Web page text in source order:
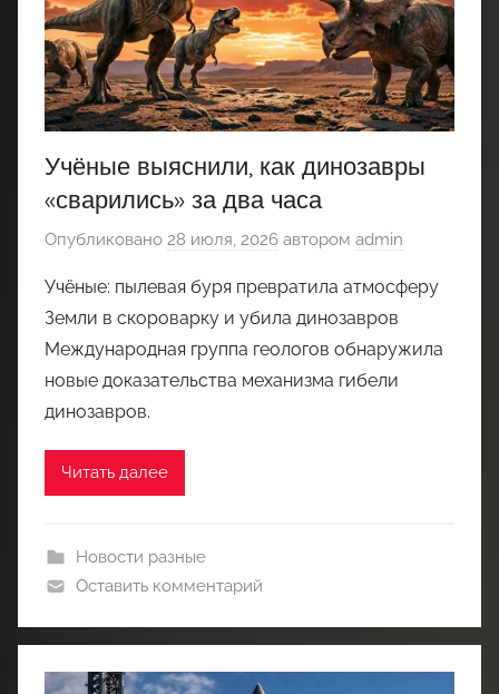
Учёные выяснили, как динозавры
«сварились» за два часа
Опубликовано 28 июля, 2026 автором admin
Учёные: пылевая буря превратила атмосферу
Земли в скороварку и убила динозавров
Международная группа геологов обнаружила
новые доказательства механизма гибели
динозавров.
Читать далее
Новости разные
Оставить комментарий